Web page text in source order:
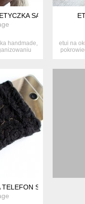
SASZETKA
handmade,
etui na
SMARTFON